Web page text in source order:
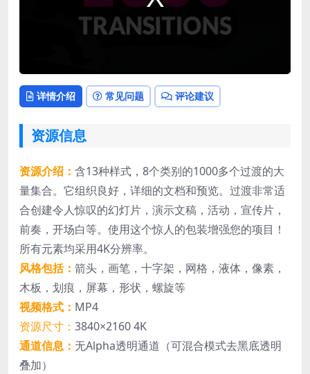
详情介绍 常见问题 评论建议
资源信息
资源介绍： 含13种样式，8个类别的1000多个过渡的大
量集合。它组织良好，详细的文档和预览。过渡非常适
合创建令人惊叹的幻灯片，演示文稿，活动，宣传片，
前奏，开场白等。使用这个惊人的包装增强您的项目！
所有元素均采用4K分辨率。
风格包括： 箭头，画笔，十字架，网格，液体，像素，
木板，划痕，屏幕，形状，螺旋等
视频格式： MP4
资源尺寸： 3840×2160 4K
通道信息： 无Alpha透明通道（可混合模式去黑底透明
叠加）